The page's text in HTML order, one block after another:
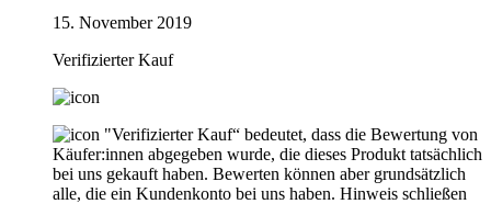
15. November 2019
Verifizierter Kauf
"Verifizierter Kauf“ bedeutet, dass die Bewertung von
Käufer:innen abgegeben wurde, die dieses Produkt tatsächlich
bei uns gekauft haben. Bewerten können aber grundsätzlich
alle, die ein Kundenkonto bei uns haben. Hinweis schließen